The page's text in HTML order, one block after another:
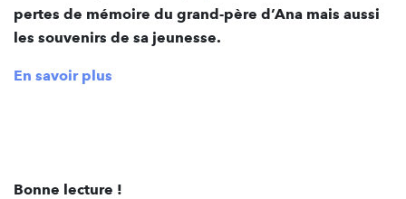
pertes de mémoire du grand-père d’Ana mais aussi
les souvenirs de sa jeunesse.
En savoir plus
Bonne lecture !